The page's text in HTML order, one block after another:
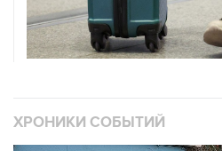
ХРОНИКИ СОБЫТИЙ